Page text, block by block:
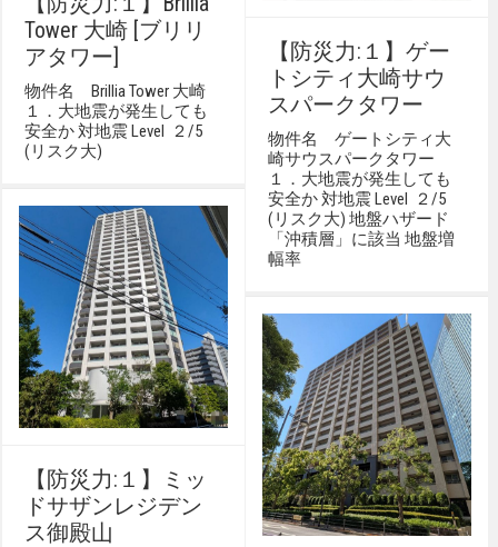
Tower 大崎 [ブリリ
アタワー]
物件名 Brillia Tower 大崎
１．大地震が発生しても
安全か 対地震 Level ２/5
(リスク大)
【防災力:１】ゲー
トシティ大崎サウ
スパークタワー
物件名 ゲートシティ大
崎サウスパークタワー
１．大地震が発生しても
安全か 対地震 Level ２/5
(リスク大) 地盤ハザード
「沖積層」に該当 地盤増
幅率
【防災力:１】ミッ
ドサザンレジデン
ス御殿山